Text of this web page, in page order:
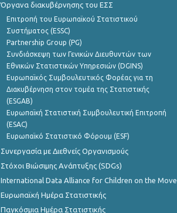
Όργανα διακυβέρνησης του ΕΣΣ
Επιτροπή του Ευρωπαϊκού Στατιστικού
Συστήματος (ESSC)
Partnership Group (PG)
Συνδιάσκεψη των Γενικών Διευθυντών των
Εθνικών Στατιστικών Υπηρεσιών (DGINS)
Ευρωπαϊκός Συμβουλευτικός Φορέας για τη
Διακυβέρνηση στον τομέα της Στατιστικής
(ESGAB)
Ευρωπαϊκή Στατιστική Συμβουλευτική Επιτροπή
(ESAC)
Ευρωπαϊκό Στατιστικό Φόρουμ (ESF)
Συνεργασία με Διεθνείς Οργανισμούς
Στόχοι Βιώσιμης Ανάπτυξης (SDGs)
International Data Alliance for Children on the Move
Ευρωπαϊκή Ημέρα Στατιστικής
Παγκόσμια Ημέρα Στατιστικής